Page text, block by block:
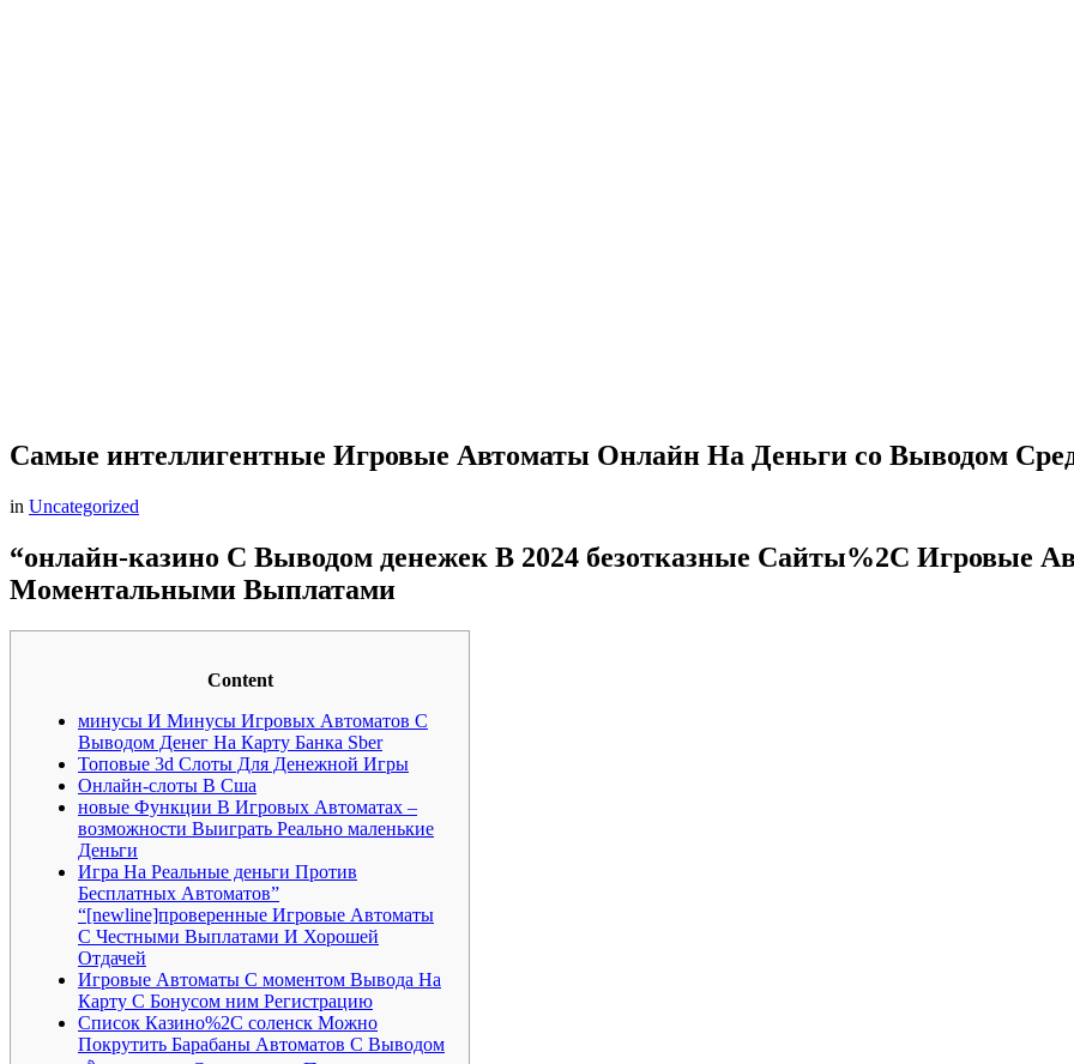
Самые интеллигентные Игровые Автоматы Онлайн На Деньги со Выводом
in Uncategorized
“онлайн-казино С Выводом денежек В 2024 безотказные Сайты%2C Игровые
Моментальными Выплатами
Content
минусы И Минусы Игровых Автоматов С
Выводом Денег На Карту Банка Sber
Топовые 3d Слоты Для Денежной Игры
Онлайн-слоты В Сша
новые Функции В Игровых Автоматах –
возможности Выиграть Реально маленькие
Деньги
Игра На Реальные деньги Против
Бесплатных Автоматов”
“[newline]проверенные Игровые Автоматы
С Честными Выплатами И Хорошей
Отдачей
Игровые Автоматы С моментом Вывода На
Карту С Бонусом ним Регистрацию
Список Казино%2C соленск Можно
Покрутить Барабаны Автоматов С Выводом